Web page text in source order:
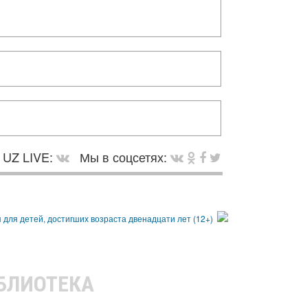
UZ LIVE:
Мы в соцсетях: